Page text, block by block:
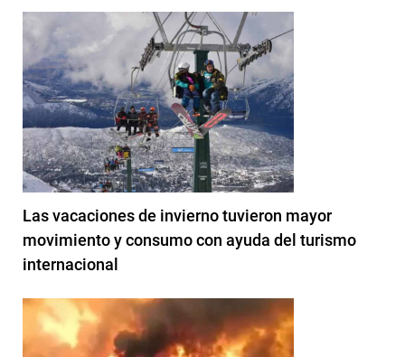
Las vacaciones de invierno tuvieron mayor
movimiento y consumo con ayuda del turismo
internacional